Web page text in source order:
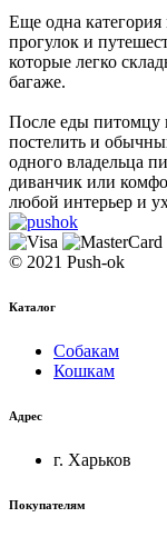
Еще одна категория
прогулок и
которые легко
багаже.
После еды питомцу
постелить и
одного владельца
диванчик или
любой интерьер и
© 2021 Push-ok
Каталог
Собакам
Кошкам
Адрес
г. Харьков
Покупателям